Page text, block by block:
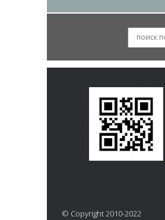
© Copyright 2010-2022